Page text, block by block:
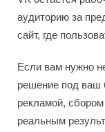
аудиторию за
сайт, где
Если вам нужно
решение под ваш
рекламой, сбором
реальным